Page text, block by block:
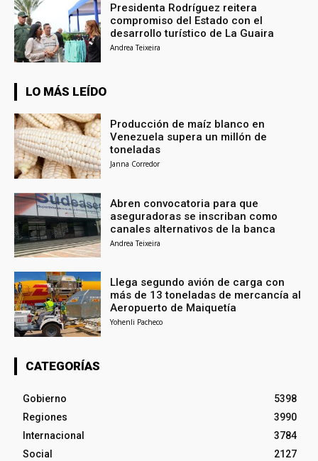
Presidenta Rodríguez reitera
compromiso del Estado con el
desarrollo turístico de La Guaira
Andrea Teixeira
LO MÁS LEÍDO
Producción de maíz blanco en
Venezuela supera un millón de
toneladas
Janna Corredor
Abren convocatoria para que
aseguradoras se inscriban como
canales alternativos de la banca
Andrea Teixeira
Llega segundo avión de carga con
más de 13 toneladas de mercancía al
Aeropuerto de Maiquetía
Yohenli Pacheco
CATEGORÍAS
Gobierno
5398
Regiones
3990
Internacional
3784
Social
2127